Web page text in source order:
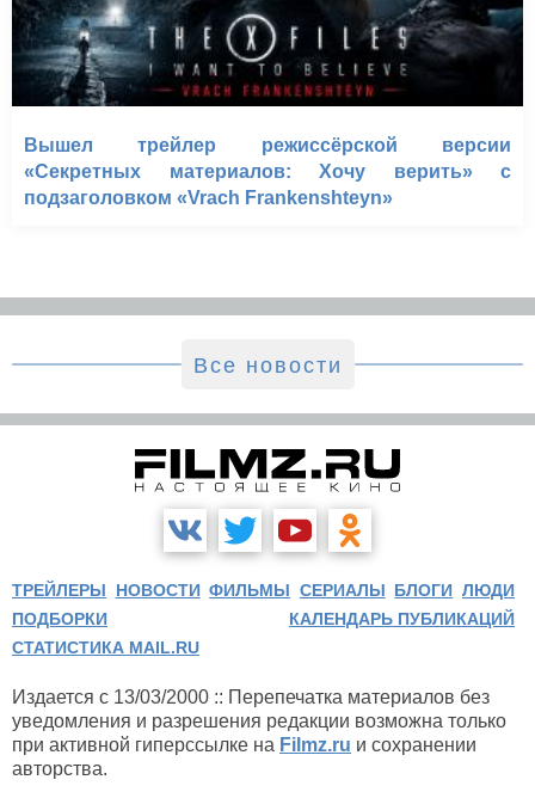
Вышел трейлер режиссёрской версии
«Секретных материалов: Хочу верить» с
подзаголовком «Vrach Frankenshteyn»
Все новости
ТРЕЙЛЕРЫ НОВОСТИ ФИЛЬМЫ СЕРИАЛЫ БЛОГИ ЛЮДИ
ПОДБОРКИ
КАЛЕНДАРЬ ПУБЛИКАЦИЙ
СТАТИСТИКА MAIL.RU
Издается с 13/03/2000 :: Перепечатка материалов без
уведомления и разрешения редакции возможна только
при активной гиперссылке на Filmz.ru и сохранении
авторства.